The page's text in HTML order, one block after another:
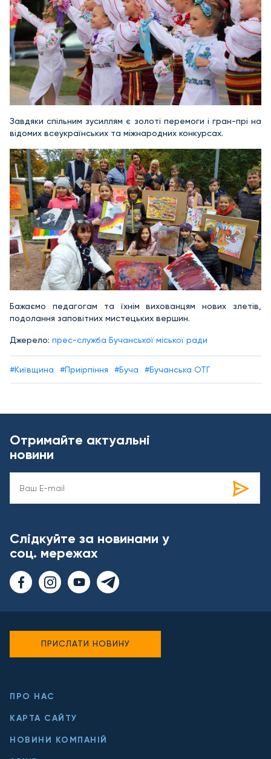
Завдяки спільним зусиллям є золоті перемоги і гран-прі на
відомих всеукраїнських та міжнародних конкурсах.
Бажаємо педагогам та їхнім вихованцям нових злетів,
подолання заповітних мистецьких вершин.
Джерело: прес-служба Бучанської міської ради
#Київщина #Приірпіння #Буча #Бучанська ОТГ
Отримайте актуальні
новини
Слідкуйте за новинами у
соц. мережах
ПРО НАС
КАРТА САЙТУ
НОВИНИ КОМПАНІЙ
ПРИСЛАТИ НОВИНУ